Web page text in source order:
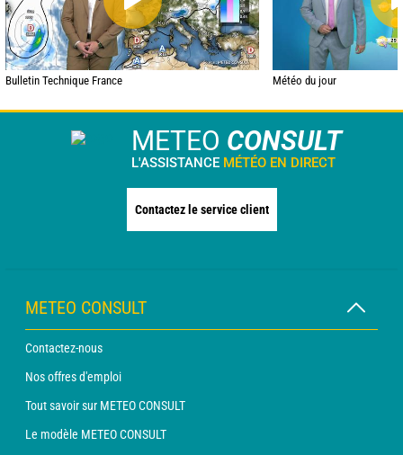
Bulletin Technique France Météo du jour
METEO CONSULT
L'ASSISTANCE MÉTÉO EN DIRECT
Contactez le service client
METEO CONSULT
Contactez-nous
Nos offres d'emploi
Tout savoir sur METEO CONSULT
Le modèle METEO CONSULT